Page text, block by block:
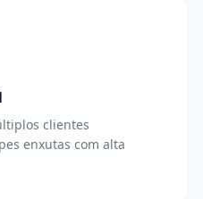
clientes
enxutas com alta